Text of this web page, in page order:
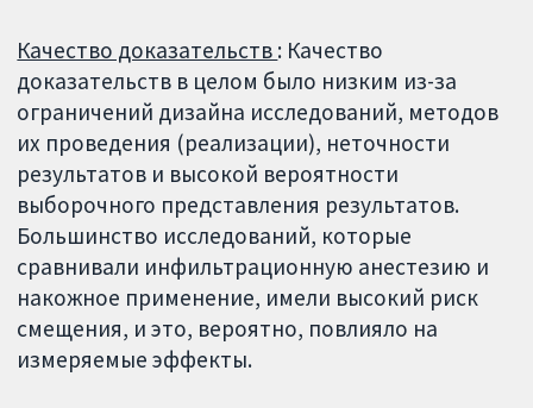
Качество доказательств : Качество
доказательств в целом было низким из-за
ограничений дизайна исследований, методов
их проведения (реализации), неточности
результатов и высокой вероятности
выборочного представления результатов.
Большинство исследований, которые
сравнивали инфильтрационную анестезию и
накожное применение, имели высокий риск
смещения, и это, вероятно, повлияло на
измеряемые эффекты.